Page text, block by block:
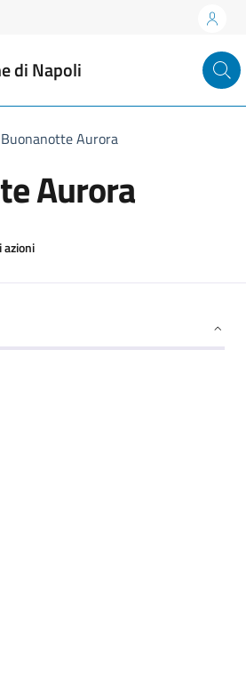
di Napoli
Buonanotte Aurora
Aurora
azioni